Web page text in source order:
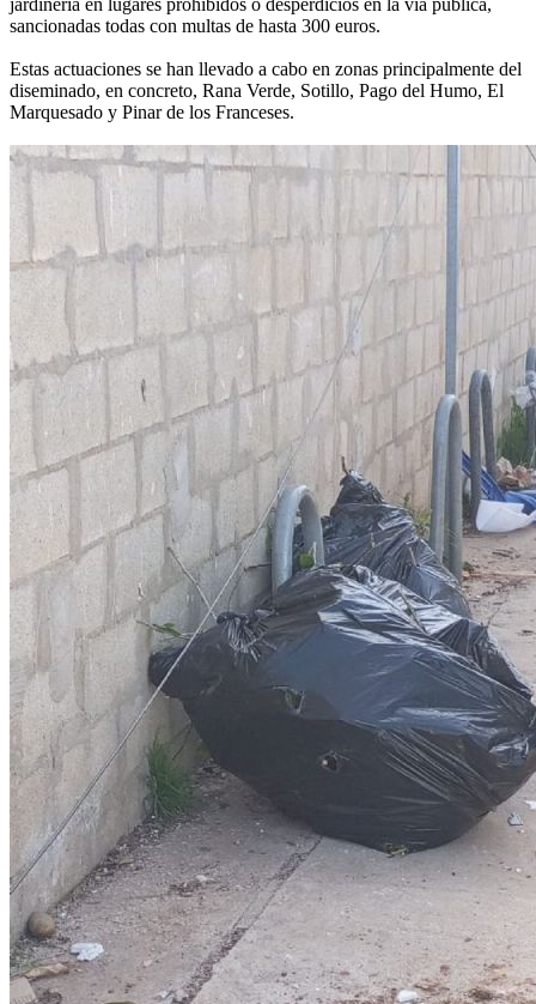
jardinería en lugares prohibidos o desperdicios en la vía pública,
sancionadas todas con multas de hasta 300 euros.
Estas actuaciones se han llevado a cabo en zonas principalmente del
diseminado, en concreto, Rana Verde, Sotillo, Pago del Humo, El
Marquesado y Pinar de los Franceses.